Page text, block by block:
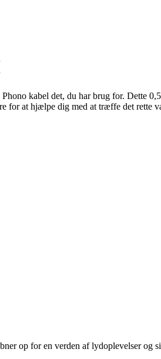
kabel det, du har brug for. Dette
for at hjælpe dig med at træffe det rette
op for en verden af lydoplevelser og